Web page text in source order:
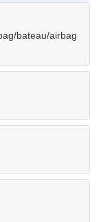
bateau/airbag